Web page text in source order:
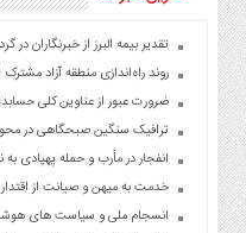
تقدیر بیمه البرز از خبرنگاران در
روند راه‌اندازی منطقه آزاد
ضرورت عبور از عناوین کلی
ترافیک سنگین صبحگاهی در محور
انفجار در مأرب و حمله پهپادی
خدمت به میهن و صیانت از
انسجام ملی و سیاست های